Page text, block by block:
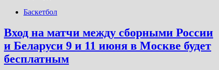
Баскетбол
Вход на матчи между сборными России
и Беларуси 9 и 11 июня в Москве будет
бесплатным